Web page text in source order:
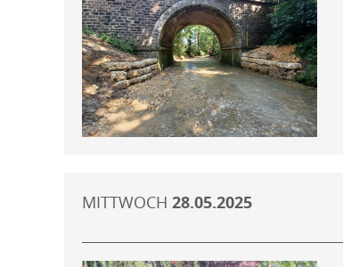
MITTWOCH 28.05.2025